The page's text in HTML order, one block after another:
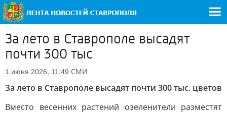
За лето в Ставрополе высадят
почти 300 тыс
1 июня 2026, 11:49 СМИ
За лето в Ставрополе высадят почти 300 тыс. цветов
Вместо весенних растений озеленители разместят